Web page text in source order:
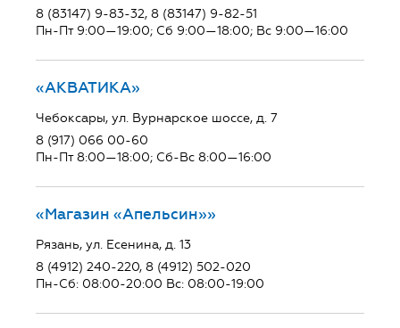
8 (83147) 9-83-32, 8 (83147) 9-82-51
Пн-Пт 9:00—19:00; Сб 9:00—18:00; Вс 9:00—16:00
«АКВАТИКА»
Чебоксары, ул. Вурнарское шоссе, д. 7
8 (917) 066 00-60
Пн-Пт 8:00—18:00; Сб-Вс 8:00—16:00
«Магазин «Апельсин»»
Рязань, ул. Есенина, д. 13
8 (4912) 240-220, 8 (4912) 502-020
Пн-Сб: 08:00-20:00 Вс: 08:00-19:00